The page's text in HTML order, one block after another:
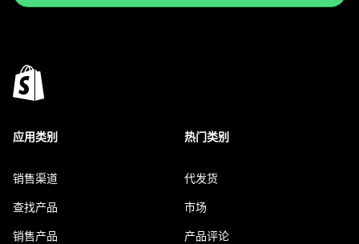
应用类别
销售渠道
查找产品
销售产品
热门类别
代发货
市场
产品评论